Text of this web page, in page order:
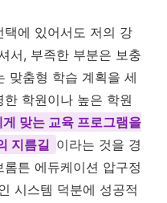
에 있어서도 저의 강
서, 부족한 부분은 보충
맞춤형 학습 계획을 세
학원이나 높은 학원
맞는 교육 프로그램을
지름길 이라는 것을 경
튼 에듀케이션 압구정
시스템 덕분에 성공적